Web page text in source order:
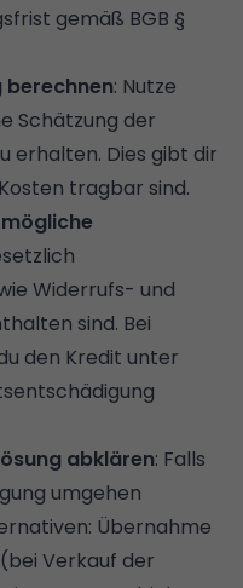
gemäß BGB §
: Nutze
Schätzung der
erhalten. Dies gibt dir
tragbar sind.
Widerrufs- und
sind. Bei
den Kredit unter
abklären: Falls
umgehen
Übernahme
Verkauf der